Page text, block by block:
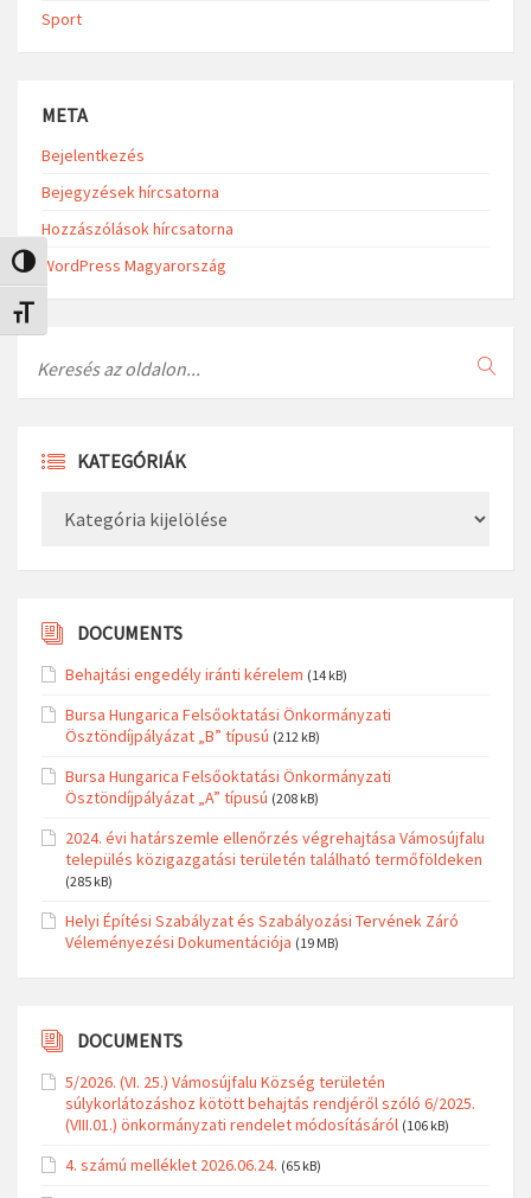
Nagy kontraszt váltása
Betűméret váltása
Sport
META
Bejelentkezés
Bejegyzések hírcsatorna
Hozzászólások hírcsatorna
WordPress Magyarország
KATEGÓRIÁK
DOCUMENTS
Behajtási engedély iránti kérelem (14 kB)
Bursa Hungarica Felsőoktatási Önkormányzati
Ösztöndíjpályázat „B” típusú (212 kB)
Bursa Hungarica Felsőoktatási Önkormányzati
Ösztöndíjpályázat „A” típusú (208 kB)
2024. évi határszemle ellenőrzés végrehajtása Vámosújfalu
település közigazgatási területén található termőföldeken
(285 kB)
Helyi Építési Szabályzat és Szabályozási Tervének Záró
Véleményezési Dokumentációja (19 MB)
DOCUMENTS
5/2026. (VI. 25.) Vámosújfalu Község területén
súlykorlátozáshoz kötött behajtás rendjéről szóló 6/2025.
(VIII.01.) önkormányzati rendelet módosításáról (106 kB)
4. számú melléklet 2026.06.24. (65 kB)